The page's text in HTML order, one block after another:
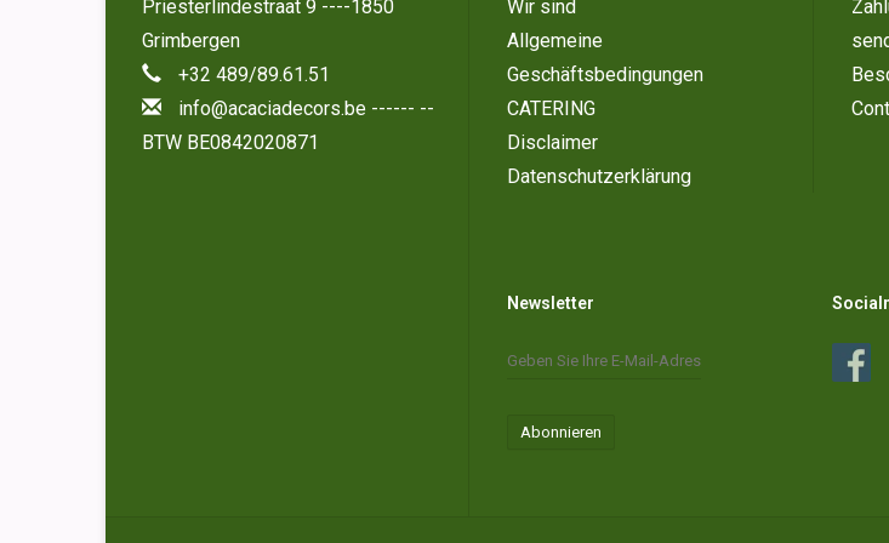
Priesterlindestraat 9 ----1850
Grimbergen
+32 489/89.61.51
info@acaciadecors.be ------ --
BTW BE0842020871
Wir sind
Allgemeine
Geschäftsbedingungen
CATERING
Disclaimer
Datenschutzerklärung
Newsletter
Abonnieren